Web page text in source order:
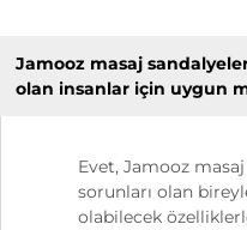
Jamooz masaj
olan insanlar için uygun
Evet, Jamooz
sorunları olan
olabilecek